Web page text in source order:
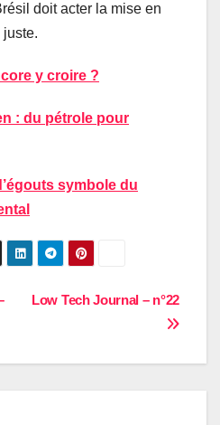
doit acter la mise en
y croire ?
: du pétrole pour
symbole du
Low Tech Journal – n°22